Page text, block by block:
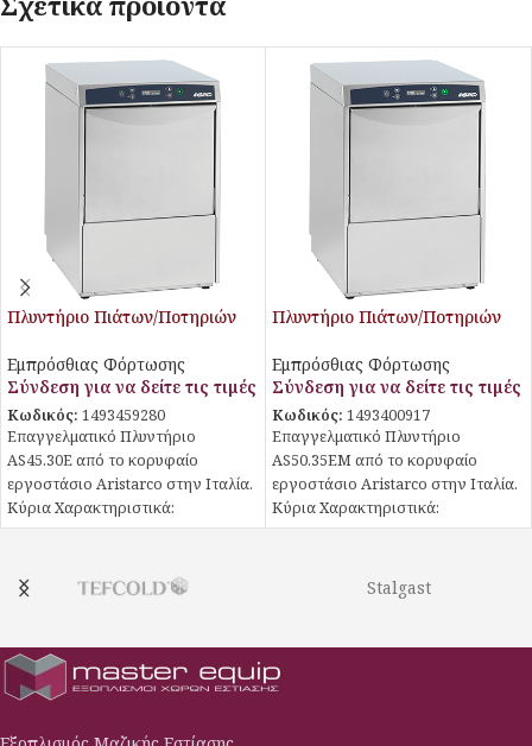
Πλυντήριο Πιάτων/Ποτηριών
Εμπρόσθιας Φόρτωσης
Σύνδεση για να δείτε τις τιμές
Κωδικός: 1493459280
Επαγγελματικό Πλυντήριο
AS45.30E από το κορυφαίο
εργοστάσιο Aristarco στην Ιταλία.
Κύρια Χαρακτηριστικά:
πίνακας παρέχει απλή και
εμπειρία χρήστη.
Προγράμματα Πλύσης: Διαθέτει
Πλυντήριο Πιάτων/Ποτηριών
Εμπρόσθιας Φόρτωσης
Σύνδεση για να δείτε τις τιμές
Κωδικός: 1493400917
Επαγγελματικό Πλυντήριο
AS50.35EM από το κορυφαίο
εργοστάσιο Aristarco στην Ιταλία.
Κύρια Χαρακτηριστικά:
πίνακας παρέχει απλή και
εμπειρία χρήστη.
Προγράμματα Πλύσης: Διαθέτει
Stalgast